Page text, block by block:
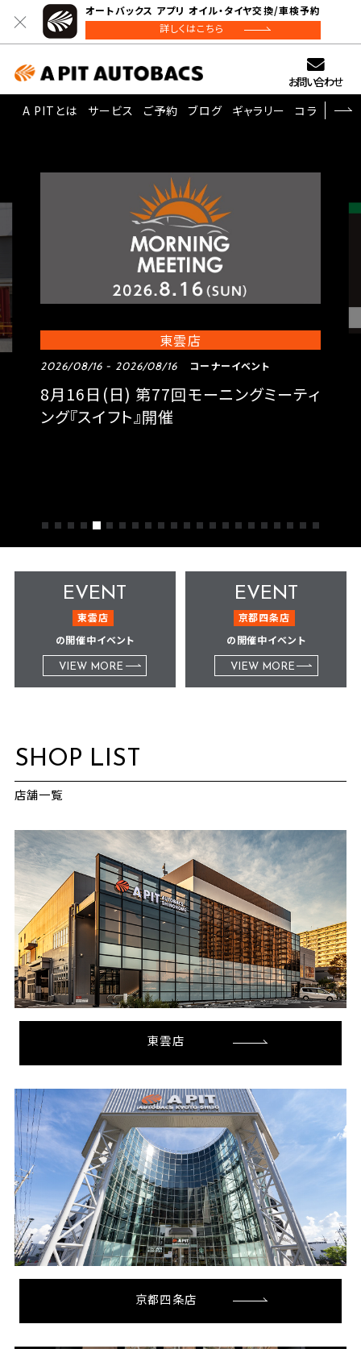
オートバックス アプリ オイル・タイヤ交換/車検予約
詳しくはこちら
お問い合わせ
A PITとは
サービス ご予約 ブログ ギャラリー コラム
東雲店
2026/08/16 - 2026/08/16 コーナーイベント
8月16日(日) 第77回モーニングミーティ
ング『スイフト』開催
EVENT
東雲店
の開催中イベント
VIEW MORE
EVENT
京都四条店
の開催中イベント
VIEW MORE
SHOP LIST
店舗一覧
東雲店
京都四条店